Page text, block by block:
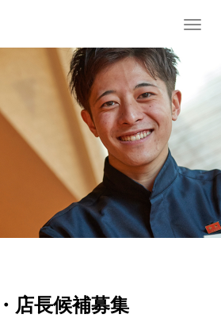
T
i
g
i
店長候補募集